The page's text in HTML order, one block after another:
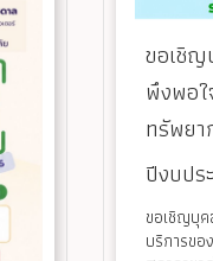
ขอเชิญ
พึงพอใ
ทรัพยา
ปีงบป
ขอเชิญบุค
บริการข